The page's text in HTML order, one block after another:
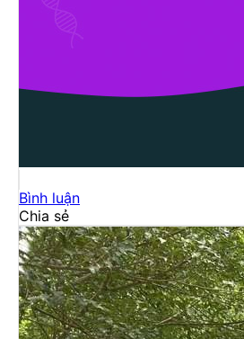
Bình luận
Chia sẻ